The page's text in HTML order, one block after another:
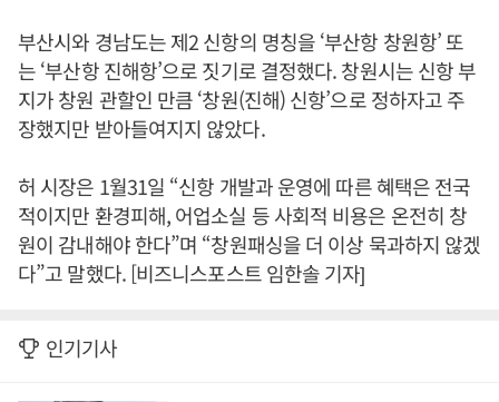
부산시와 경남도는 제2 신항의 명칭을 ‘부산항 창원항’ 또
는 ‘부산항 진해항’으로 짓기로 결정했다. 창원시는 신항 부
지가 창원 관할인 만큼 ‘창원(진해) 신항’으로 정하자고 주
장했지만 받아들여지지 않았다.
허 시장은 1월31일 “신항 개발과 운영에 따른 혜택은 전국
적이지만 환경피해, 어업소실 등 사회적 비용은 온전히 창
원이 감내해야 한다”며 “창원패싱을 더 이상 묵과하지 않겠
다”고 말했다. [비즈니스포스트 임한솔 기자]
인기기사